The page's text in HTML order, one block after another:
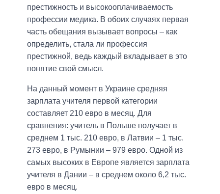
престижность и высокооплачиваемость
профессии медика. В обоих случаях первая
часть обещания вызывает вопросы – как
определить, стала ли профессия
престижной, ведь каждый вкладывает в это
понятие свой смысл.
На данный момент в Украине средняя
зарплата учителя первой категории
составляет 210 евро в месяц. Для
сравнения: учитель в Польше получает в
среднем 1 тыс. 210 евро, в Латвии – 1 тыс.
273 евро, в Румынии – 979 евро. Одной из
самых высоких в Европе является зарплата
учителя в Дании – в среднем около 6,2 тыс.
евро в месяц.